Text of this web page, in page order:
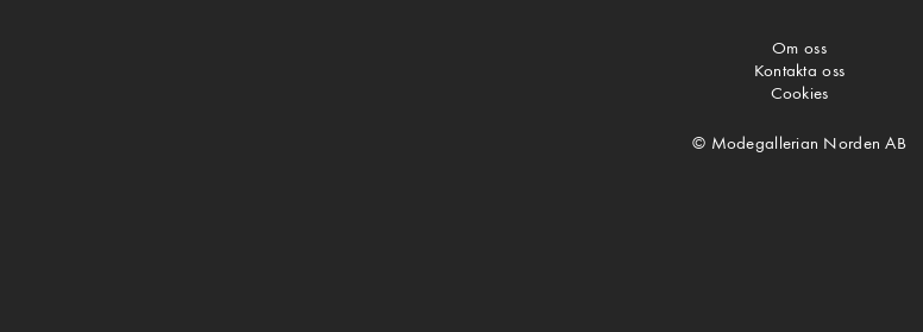
Om oss
Kontakta oss
Cookies
© Modegallerian Norden AB